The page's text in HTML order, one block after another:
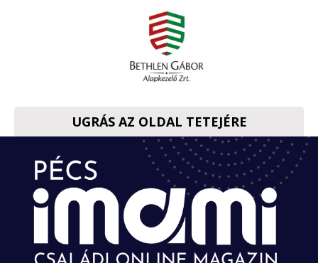
UGRÁS AZ OLDAL TETEJÉRE